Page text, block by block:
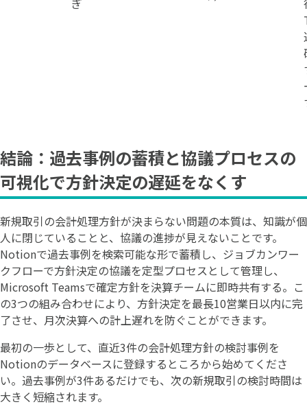
結論：過去事例の蓄積と協議プロセスの
可視化で方針決定の遅延をなくす
新規取引の会計処理方針が決まらない問題の本質は、知識が個
人に閉じていることと、協議の進捗が見えないことです。
Notionで過去事例を検索可能な形で蓄積し、ジョブカンワー
クフローで方針決定の協議を定型プロセスとして管理し、
Microsoft Teamsで確定方針を決算チームに即時共有する。こ
の3つの組み合わせにより、方針決定を最長10営業日以内に完
了させ、月次決算への計上遅れを防ぐことができます。
最初の一歩として、直近3件の会計処理方針の検討事例を
Notionのデータベースに登録するところから始めてくださ
い。過去事例が3件あるだけでも、次の新規取引の検討時間は
大きく短縮されます。